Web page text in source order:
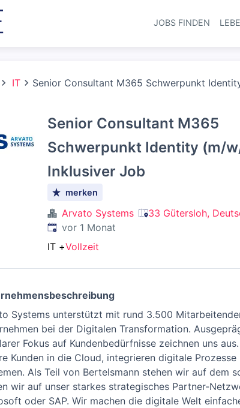
JOBS FINDEN
IT Senior Consultant M365 Schwerpunkt
Senior Consultant M365
Schwerpunkt Identity (m/
Inklusiver Job
merken
Arvato Systems
33 Gütersloh,
Veröffentlicht:
vor 1 Monat
IT +Vollzeit
Systems unterstützt mit rund 3.500
bei der Digitalen Transformation.
Fokus auf Kundenbedürfnisse zeichnen uns
Kunden in die Cloud, integrieren digitale
Als Teil von Bertelsmann stehen wir auf dem
wir auf unser starkes strategisches Partner-
oder SAP. Wir machen die digitale Welt